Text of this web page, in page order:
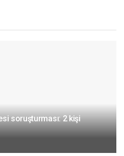
soruşturması: 2 kişi